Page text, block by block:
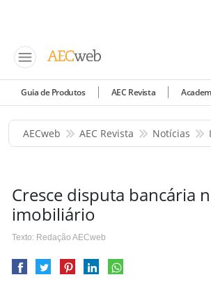
Guia de Produtos AEC Revista
AECweb AEC Revista Notícias
Cresce disputa bancária
imobiliário
Texto: Redação AECweb